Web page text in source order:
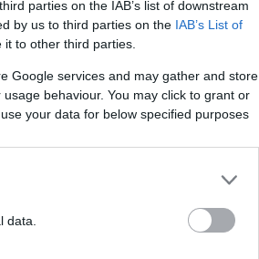
parties on the IAB’s list of downstream
by us to third parties on the IAB’s List of
to other third parties.
Google services and may gather and store
behaviour. You may click to grant or
your data for below specified purposes
data.